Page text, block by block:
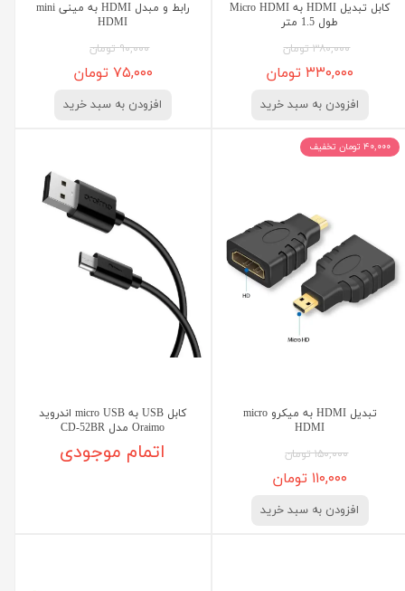
کابل تبدیل HDMI به Micro HDMI
طول 1.5 متر
۳۸۰,۰۰۰ تومان
۳۳۰,۰۰۰ تومان
افزودن به سبد خرید
رابط و مبدل HDMI به مینی mini
HDMI
۹۰,۰۰۰ تومان
۷۵,۰۰۰ تومان
افزودن به سبد خرید
تبدیل HDMI به میکرو micro
HDMI
۱۵۰,۰۰۰ تومان
۱۱۰,۰۰۰ تومان
افزودن به سبد خرید
۴۰,۰۰۰ تومان تخفیف
کابل USB به micro USB اندروید
Oraimo مدل CD-52BR
اتمام موجودی